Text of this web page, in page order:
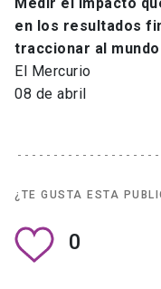
en los resultados
traccionar al
El Mercurio
08 de abril
¿TE GUSTA ESTA
0